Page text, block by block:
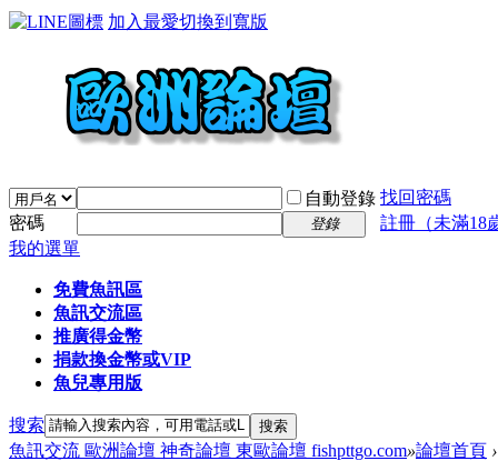
加入最愛切換到寬版
自動登錄 找回密碼
密碼
登錄
註冊（未滿18
我的選單
免費魚訊區
魚訊交流區
推廣得金幣
捐款換金幣或VIP
魚兒專用版
搜索 搜索
魚訊交流 歐洲論壇 神奇論壇 東歐論壇 fishpttgo.com»論壇首頁 ›